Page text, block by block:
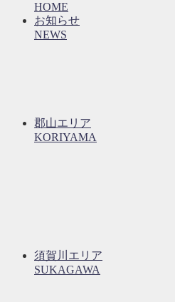
HOME
お知らせ
NEWS
郡山エリア
KORIYAMA
須賀川エリア
SUKAGAWA